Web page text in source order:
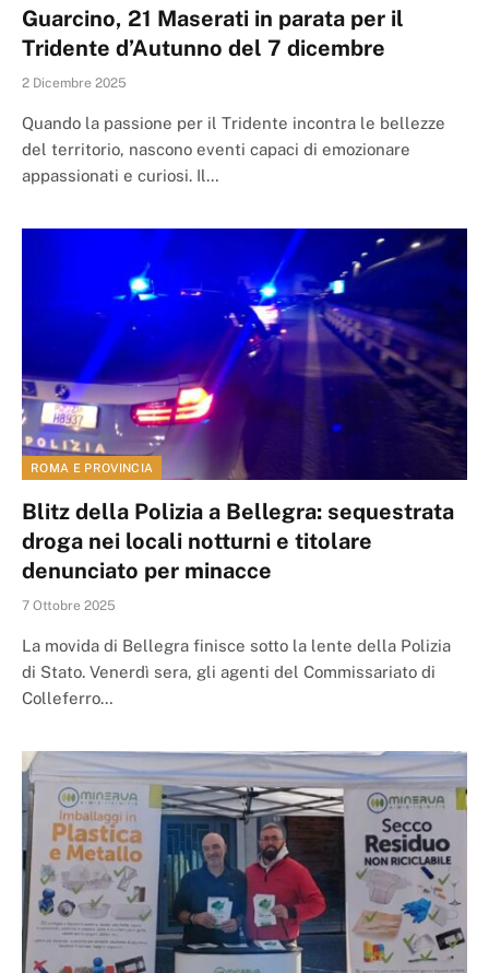
Guarcino, 21 Maserati in parata per il
Tridente d’Autunno del 7 dicembre
2 Dicembre 2025
Quando la passione per il Tridente incontra le bellezze
del territorio, nascono eventi capaci di emozionare
appassionati e curiosi. Il…
ROMA E PROVINCIA
Blitz della Polizia a Bellegra: sequestrata
droga nei locali notturni e titolare
denunciato per minacce
7 Ottobre 2025
La movida di Bellegra finisce sotto la lente della Polizia
di Stato. Venerdì sera, gli agenti del Commissariato di
Colleferro…